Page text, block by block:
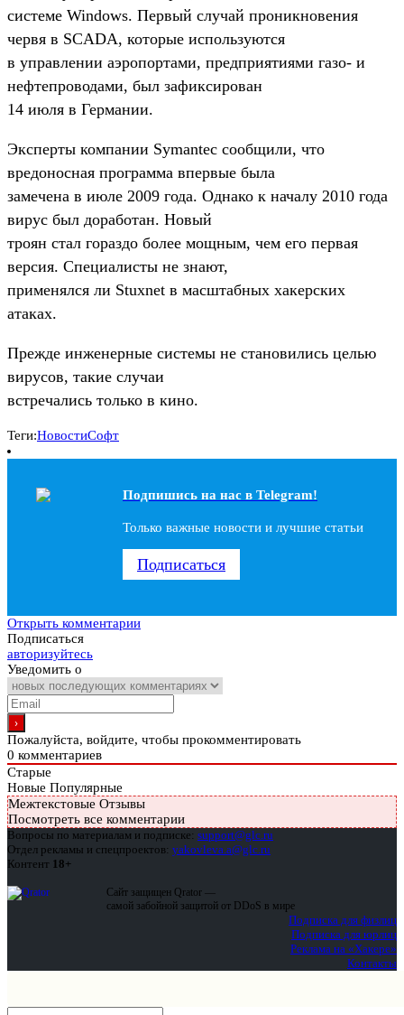
системе Windows. Первый случай проникновения
червя в SCADA, которые используются
в управлении аэропортами, предприятиями газо- и
нефтепроводами, был зафиксирован
14 июля в Германии.
Эксперты компании Symantec сообщили, что
вредоносная программа впервые была
замечена в июле 2009 года. Однако к началу 2010 года
вирус был доработан. Новый
троян стал гораздо более мощным, чем его первая
версия. Специалисты не знают,
применялся ли Stuxnet в масштабных хакерских
атаках.
Прежде инженерные системы не становились целью
вирусов, такие случаи
встречались только в кино.
Теги:НовостиСофт
Подпишись на наc в Telegram!
Только важные новости и лучшие статьи
Подписаться
Открыть комментарии
Подписаться
авторизуйтесь
Уведомить о
Пожалуйста, войдите, чтобы прокомментировать
0 комментариев
Старые
Новые Популярные
Межтекстовые Отзывы
Посмотреть все комментарии
Вопросы по материалам и подписке: support@glc.ru
Отдел рекламы и спецпроектов: yakovleva.a@glc.ru
Контент 18+
Сайт защищен Qrator —
самой забойной защитой от DDoS в мире
Подписка для физлиц
Подписка для юрлиц
Реклама на «Хакере»
Контакты